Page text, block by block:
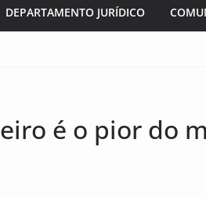
DEPARTAMENTO JURÍDICO
é o pior do